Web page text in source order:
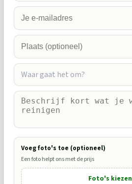
Waar gaat het om?
Voeg foto's toe (optioneel)
Een foto helpt ons met de prijs
Foto's kiezen